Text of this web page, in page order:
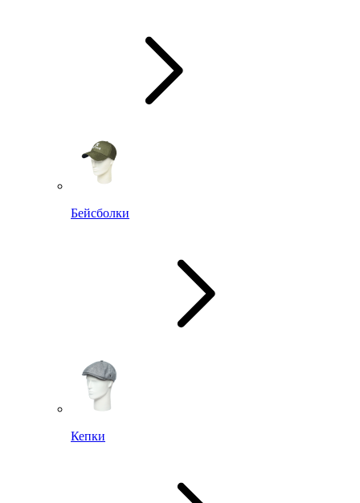
Бейсболки
Кепки